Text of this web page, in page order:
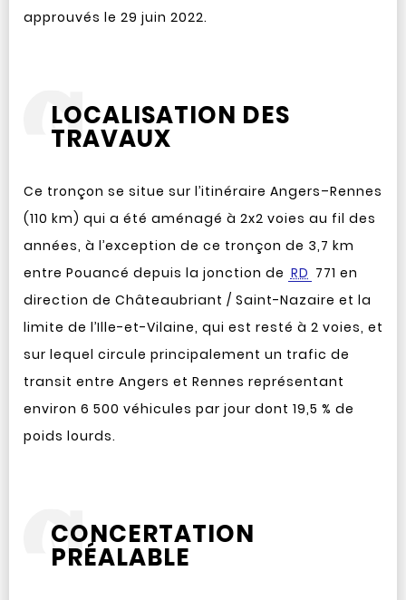
approuvés le 29 juin 2022.
LOCALISATION DES
TRAVAUX
Ce tronçon se situe sur l’itinéraire Angers–Rennes
(110 km) qui a été aménagé à 2x2 voies au fil des
années, à l’exception de ce tronçon de 3,7 km
entre Pouancé depuis la jonction de RD 771 en
direction de Châteaubriant / Saint-Nazaire et la
limite de l’Ille-et-Vilaine, qui est resté à 2 voies, et
sur lequel circule principalement un trafic de
transit entre Angers et Rennes représentant
environ 6 500 véhicules par jour dont 19,5 % de
poids lourds.
CONCERTATION
PRÉALABLE